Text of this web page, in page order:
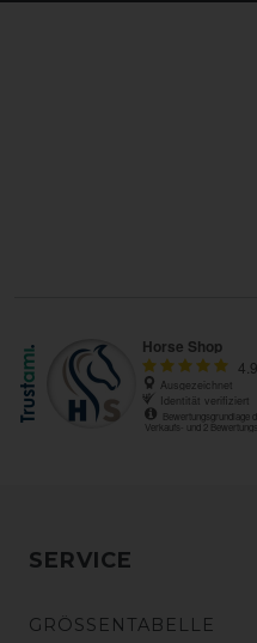
SERVICE
GRÖSSENTABELLE